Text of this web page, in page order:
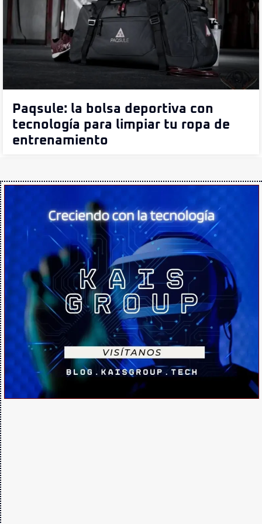
Paqsule: la bolsa deportiva con
tecnología para limpiar tu ropa de
entrenamiento